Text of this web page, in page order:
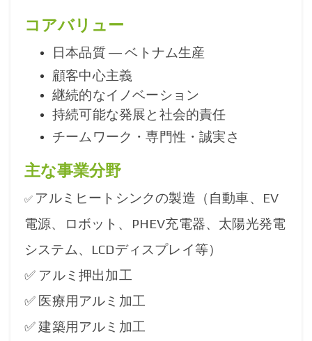
コアバリュー
日本品質 ― ベトナム生産
顧客中心主義
継続的なイノベーション
持続可能な発展と社会的責任
チームワーク・専門性・誠実さ
主な事業分野
✅ アルミヒートシンクの製造（自動車、EV
電源、ロボット、PHEV充電器、太陽光発電
システム、LCDディスプレイ等）
✅ アルミ押出加工
✅ 医療用アルミ加工
✅ 建築用アルミ加工